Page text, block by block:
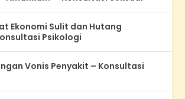
Ekonomi Sulit dan Hutang
Psikologi
Vonis Penyakit – Konsultasi